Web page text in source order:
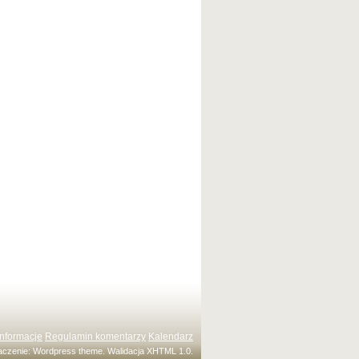
Regulamin komentarzy Kalendarz
Wordpress theme. WalidacjaXHTML 1.0.